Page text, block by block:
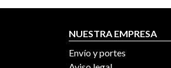
NUESTRA EMPRESA
Envío y portes